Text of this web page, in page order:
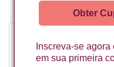
Obter
Inscreva-se
em sua primeira
ESPUMA DE LIMPEZA FACIAL